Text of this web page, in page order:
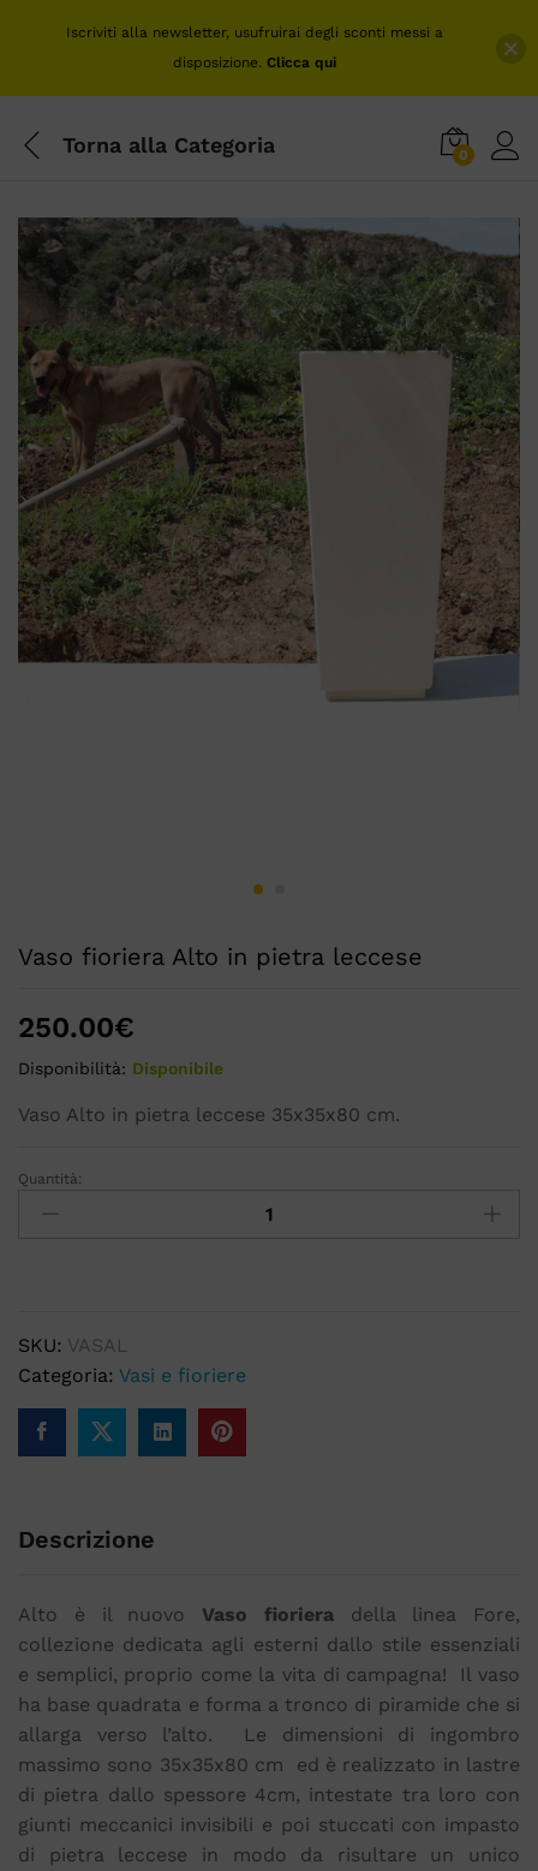
Torna alla Categoria 0
Vaso fioriera Alto in pietra leccese
250.00€
Disponibilità: Disponibile
Vaso Alto in pietra leccese 35x35x80 cm.
Quantità:
SKU: VASAL
Categoria: Vasi e fioriere
Descrizione
Alto è il nuovo Vaso fiorieradella linea Fore,
collezione dedicata agli esterni dallo stile essenziali
e semplici, proprio come la vita di campagna! Il vaso
ha base quadrata e forma a tronco di piramide che si
allarga verso l’alto. Le dimensioni di ingombro
massimo sono 35x35x80 cm ed è realizzato in lastre
di pietra dallo spessore 4cm, intestate tra loro con
giunti meccanici invisibili e poi stuccati con impasto
di pietra leccese in modo da risultare un unico
Iscriviti alla newsletter, usufruirai degli sconti messi a
disposizione. Clicca qui